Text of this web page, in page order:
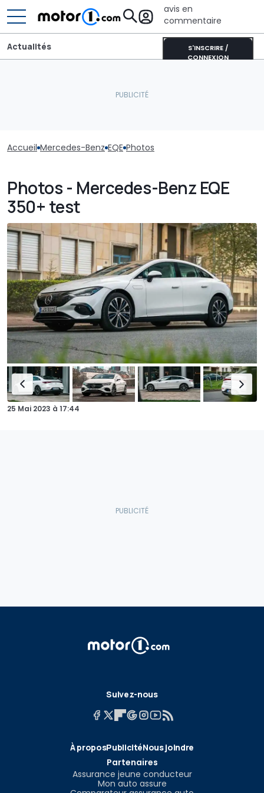
avis en
commentaire
S'INSCRIRE /
CONNEXION
Actualités
Accueil Mercedes-Benz EQE Photos
Photos - Mercedes-Benz EQE
350+ test
25 Mai 2023 à 17:44
Suivez-nous
À proposPublicitéNous joindre
Partenaires
Assurance jeune conducteur
Mon auto assure